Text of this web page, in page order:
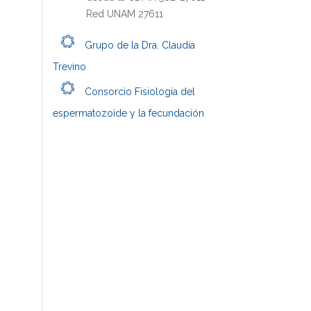
Red UNAM 27611
Grupo de la Dra. Claudia
Trevino
Consorcio Fisiología del
espermatozoide y la fecundación